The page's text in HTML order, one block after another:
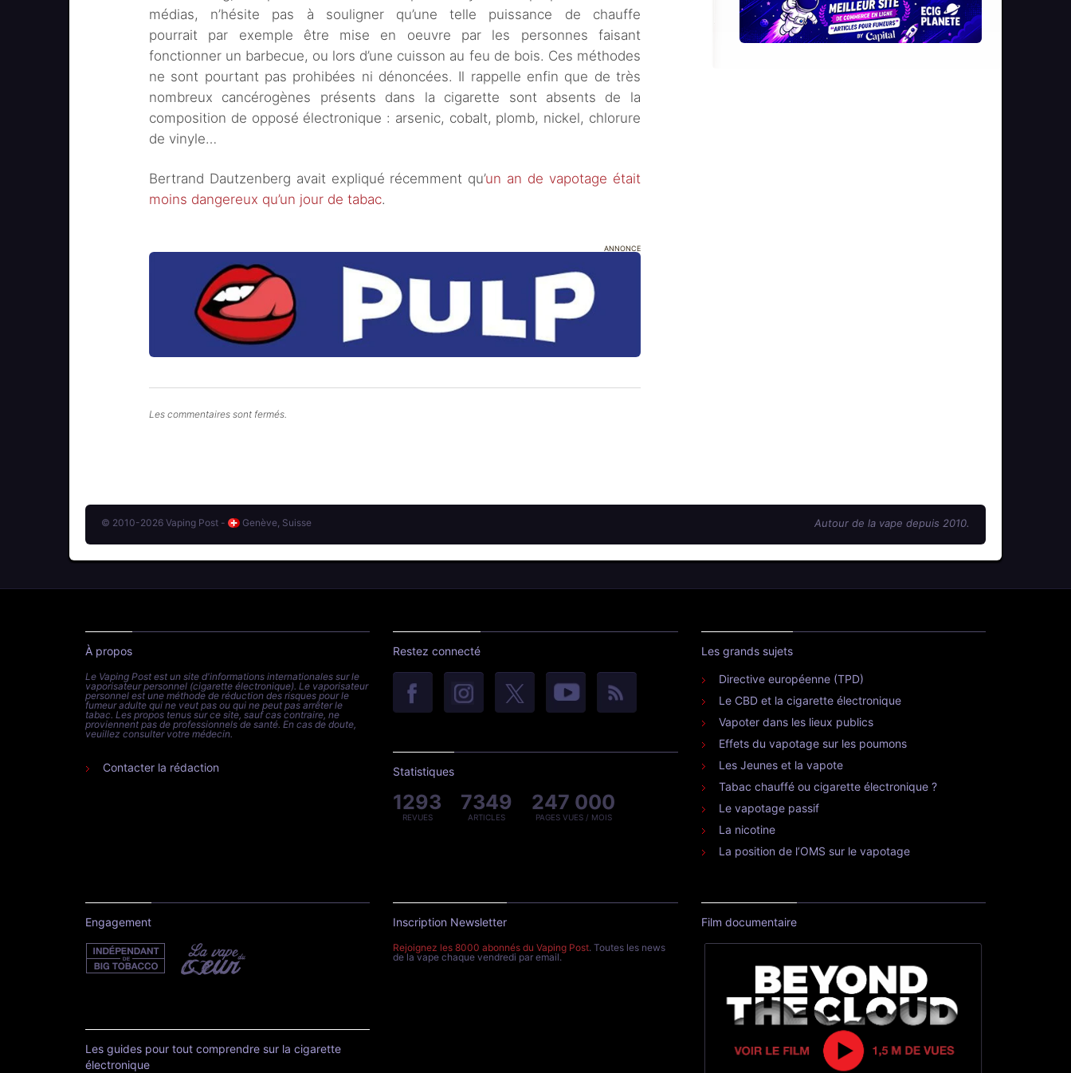
médias, n’hésite pas à souligner qu’une telle puissance de chauffe
pourrait par exemple être mise en oeuvre par les personnes faisant
fonctionner un barbecue, ou lors d’une cuisson au feu de bois. Ces méthodes
ne sont pourtant pas prohibées ni dénoncées. Il rappelle enfin que de très
nombreux cancérogènes présents dans la cigarette sont absents de la
composition de opposé électronique : arsenic, cobalt, plomb, nickel, chlorure
de vinyle…
Bertrand Dautzenberg avait expliqué récemment qu’un an de vapotage était
moins dangereux qu’un jour de tabac.
ANNONCE
Les commentaires sont fermés.
© 2010-2026 Vaping Post - Genève, Suisse Autour de la vape depuis 2010.
À propos
Le Vaping Post est un site d'informations internationales sur le
vaporisateur personnel (cigarette électronique). Le vaporisateur
personnel est une méthode de réduction des risques pour le
fumeur adulte qui ne veut pas ou qui ne peut pas arrêter le
tabac. Les propos tenus sur ce site, sauf cas contraire, ne
proviennent pas de professionnels de santé. En cas de doute,
veuillez consulter votre médecin.
Contacter la rédaction
Restez connecté
Statistiques
1293
REVUES
7349
ARTICLES
247 000
PAGES VUES / MOIS
Les grands sujets
Directive européenne (TPD)
Le CBD et la cigarette électronique
Vapoter dans les lieux publics
Effets du vapotage sur les poumons
Les Jeunes et la vapote
Tabac chauffé ou cigarette électronique ?
Le vapotage passif
La nicotine
La position de l’OMS sur le vapotage
Engagement
Les guides pour tout comprendre sur la cigarette
électronique
Inscription Newsletter
Rejoignez les 8000 abonnés du Vaping Post. Toutes les news
de la vape chaque vendredi par email.
Film documentaire